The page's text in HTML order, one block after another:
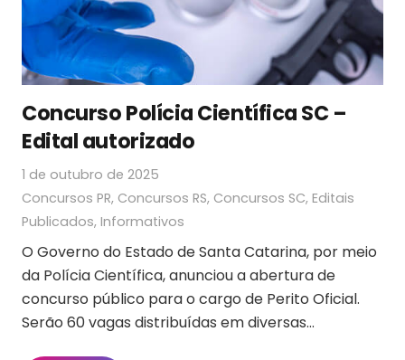
Concurso Polícia Científica SC –
Edital autorizado
1 de outubro de 2025
Concursos PR, Concursos RS, Concursos SC, Editais
Publicados, Informativos
O Governo do Estado de Santa Catarina, por meio
da Polícia Científica, anunciou a abertura de
concurso público para o cargo de Perito Oficial.
Serão 60 vagas distribuídas em diversas…